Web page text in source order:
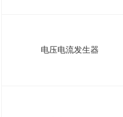
电压电流发生器